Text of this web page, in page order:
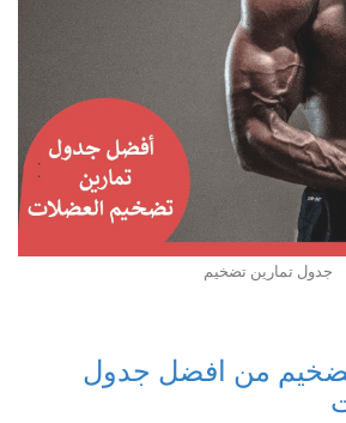
جدول تمارين تضخيم
من افضل جدول